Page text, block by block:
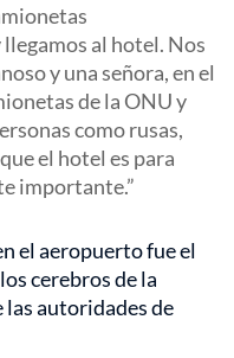
al hotel. Nos
y una señora, en el
de la ONU y
como rusas,
el hotel es para
importante.
el aeropuerto fue el
cerebros de la
las autoridades de